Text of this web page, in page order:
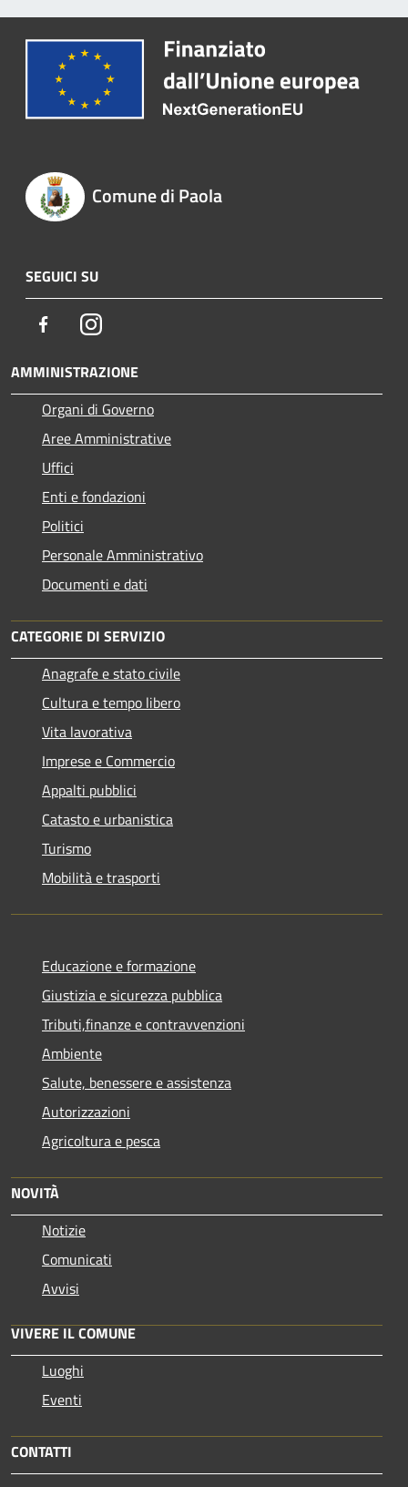
Comune di Paola
SEGUICI SU
FacebookInstagram
AMMINISTRAZIONE
Organi di Governo
Aree Amministrative
Uffici
Enti e fondazioni
Politici
Personale Amministrativo
Documenti e dati
CATEGORIE DI SERVIZIO
Anagrafe e stato civile
Cultura e tempo libero
Vita lavorativa
Imprese e Commercio
Appalti pubblici
Catasto e urbanistica
Turismo
Mobilità e trasporti
Educazione e formazione
Giustizia e sicurezza pubblica
Tributi,finanze e contravvenzioni
Ambiente
Salute, benessere e assistenza
Autorizzazioni
Agricoltura e pesca
NOVITÀ
Notizie
Comunicati
Avvisi
VIVERE IL COMUNE
Luoghi
Eventi
CONTATTI